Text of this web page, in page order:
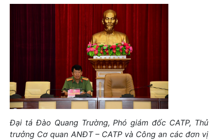
Đại tá Đào Quang Trường, Phó giám đốc CATP, Thủ
trưởng Cơ quan ANĐT – CATP và Công an các đơn vị